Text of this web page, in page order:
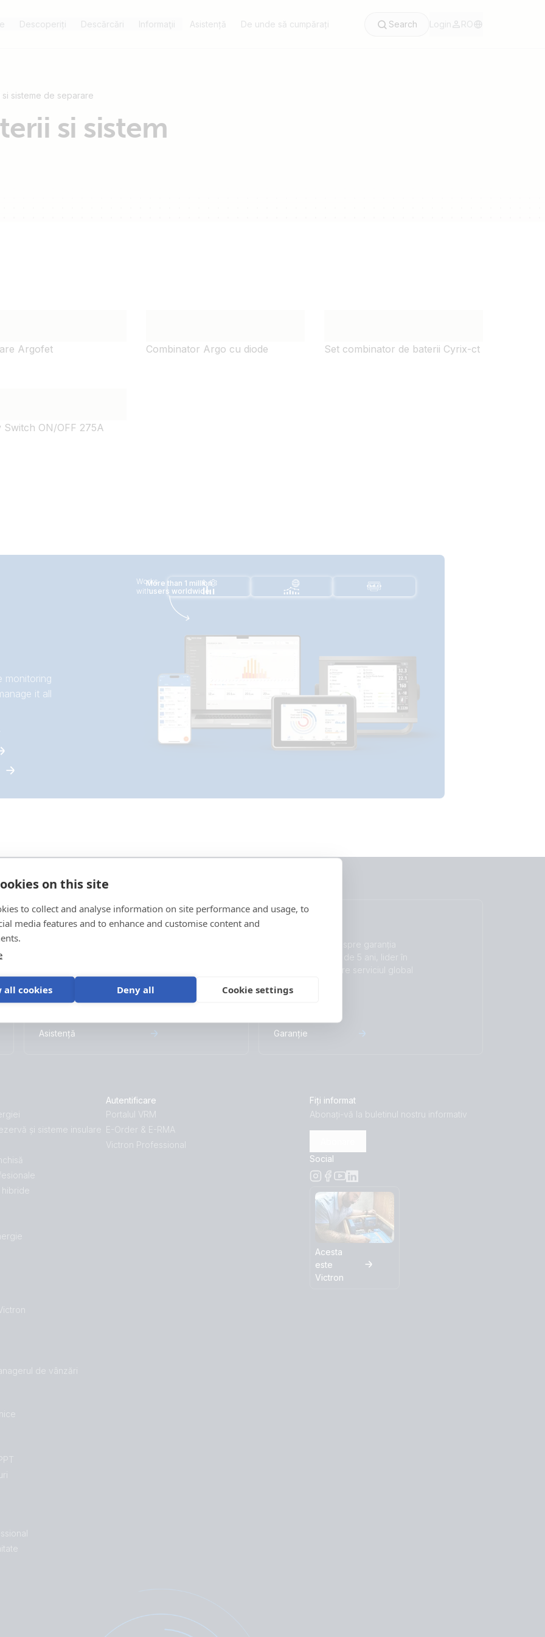
on this site
to collect and analyse information on site performance and usage, to
media features and to enhance and customise content and
all cookies Deny all Cookie settings
Descoperiți Descărcări Informaţii Asistență De unde să cumpărați Search Login RO
sisteme de separare
si sistem
Argofet Combinator Argo cu diode Set combinator de baterii Cyrix-ct
Switch ON/OFF 275A
monitoring
it all
More than 1 million
users worldwide
Works
with
Asistență
sau solicitări legate de garanție.
Asistență
Citiți mai multe despre garanția
noastră standard de 5 ani, lider în
industrie, și despre serviciul global
Garanție
și sisteme insulare
de vânzări
Autentificare
Portalul VRM
E-Order & E-RMA
Victron Professional
Fiți informat
Abonați-vă la buletinul nostru informativ
Social
Acesta
este
Victron